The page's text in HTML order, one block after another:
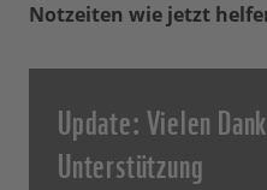
Notzeiten wie jetzt
Update: Vielen
Unterstützung